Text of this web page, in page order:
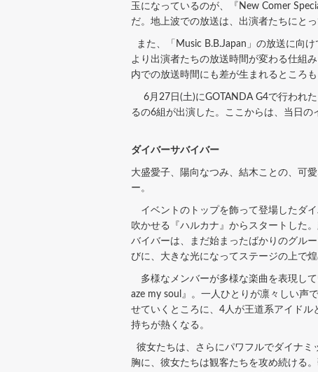
玉になっているのが、『New Comer
だ。地上波での放送は、出演者たちにと
また、「Music B.B.Japan」の放送に向
より出演者たちの放送時間が変わる仕組
内での放送時間にも差が生まれるところ
6月27日(土)にGOTANDA G4で行われ
るの6組が出演した。ここからは、当日の
ダイバーサバイバー
大盛愛子、陽向なつみ、結木ことの、可
ー。
イベントのトップを飾って登場したダ
吹かせる『ハルカナ』からスタートした
バイバーは、まだ始まったばかりのグル
びに、大きな光になってステージの上で
多様なメンバーが多様な楽曲を表現し
aze my soul』。一人ひとりが凛々しい声
せていくところに、4人が王道系アイド
持ちが熱くなる。
彼女たちは、さらにパワフルでダイナ
胸に、彼女たちは観客たちを攻め続ける